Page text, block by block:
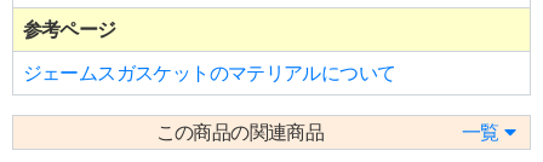
参考ページ
ジェームスガスケットのマテリアルについて
この商品の関連商品 一覧